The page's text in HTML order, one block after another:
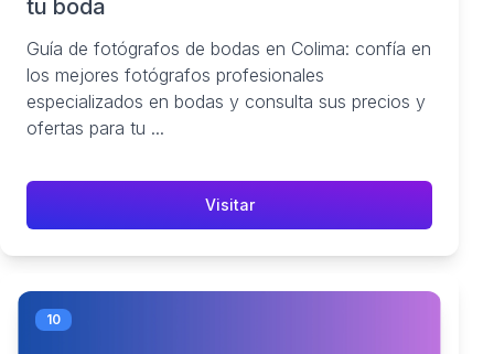
tu boda
Guía de fotógrafos de bodas en Colima: confía en
los mejores fotógrafos profesionales
especializados en bodas y consulta sus precios y
ofertas para tu ...
Visitar
10